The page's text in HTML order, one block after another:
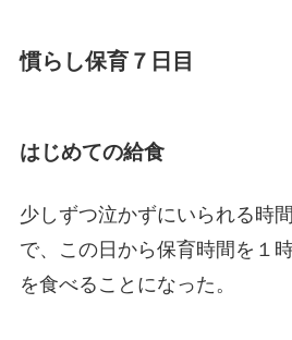
慣らし保育７日目
はじめての給食
少しずつ泣かずにいられる時
で、この日から保育時間を１
を食べることになった。